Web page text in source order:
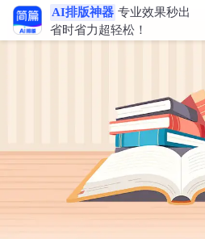
AI排版神器 专业效果秒出
省时省力超轻松！